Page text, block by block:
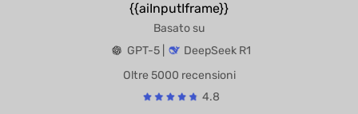
{{aiInputIframe}}
Basato su
GPT-5 |
DeepSeek R1